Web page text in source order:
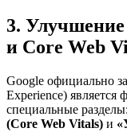
3. Улучшение
и Core Web
Google официально
Experience) является
специальные разделы:
(Core Web Vitals) и